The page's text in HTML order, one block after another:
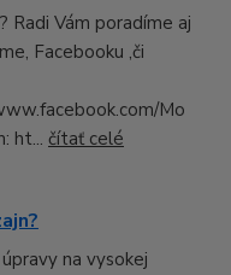
Radi Vám poradíme aj
Facebooku ,či
Mo
ht... čítať celé
na vysokej